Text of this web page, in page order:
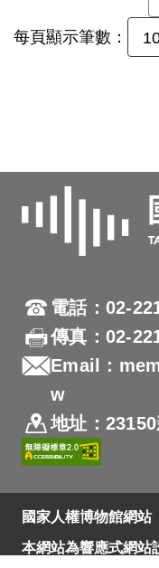
每頁顯示筆數：
電話：02-
傳真：02-
Email：
w
地址：
國家人權博物館網站
本網站為響應式網站